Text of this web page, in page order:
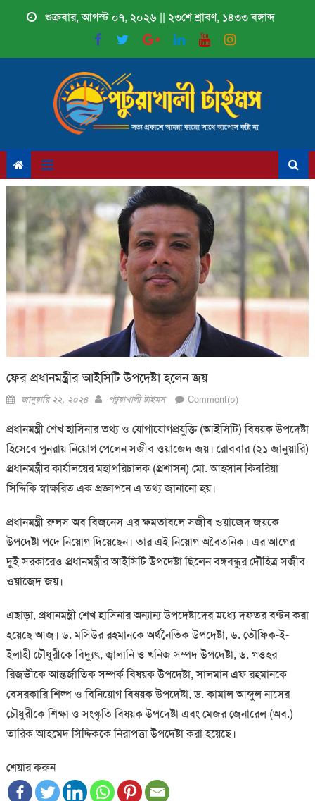
শুক্রবার, আগস্ট ০৭, ২০২৬ || ২৩শে শ্রাবণ, ১৪৩৩ বঙ্গাব্দ
ফের প্রধানমন্ত্রীর আইসিটি উপদেষ্টা হলেন জয়
Posted
জানুয়ারি ২২, ২০২৪ Author
পটুয়াখালী টাইমস Comment(০)
প্রধানমন্ত্রী শেখ হাসিনার তথ্য ও যোগাযোগপ্রযুক্তি (আইসিটি) বিষয়ক উপদেষ্টা
হিসেবে পুনরায় নিয়োগ পেলেন সজীব ওয়াজেদ জয়। রোববার (২১ জানুয়ারি)
প্রধানমন্ত্রীর কার্যালয়ের মহাপরিচালক (প্রশাসন) মো. আহসান কিবরিয়া
সিদ্দিকি স্বাক্ষরিত এক প্রজ্ঞাপনে এ তথ্য জানানো হয়।
প্রধানমন্ত্রী রুলস অব বিজনেস এর ক্ষমতাবলে সজীব ওয়াজেদ জয়কে
উপদেষ্টা পদে নিয়োগ দিয়েছেন। তার এই নিয়োগ অবৈতনিক। এর আগের
দুই সরকারেও প্রধানমন্ত্রীর আইসিটি উপদেষ্টা ছিলেন বঙ্গবন্ধুর দৌহিত্র সজীব
ওয়াজেদ জয়।
এছাড়া, প্রধানমন্ত্রী শেখ হাসিনার অন্যান্য উপদেষ্টাদের মধ্যে দফতর বণ্টন করা
হয়েছে আজ। ড. মসিউর রহমানকে অর্থনৈতিক উপদেষ্টা, ড. তৌফিক-ই-
ইলাহী চৌধুরীকে বিদ্যুৎ, জ্বালানি ও খনিজ সম্পদ উপদেষ্টা, ড. গওহর
রিজভীকে আন্তর্জাতিক সম্পর্ক বিষয়ক উপদেষ্টা, সালমান এফ রহমানকে
বেসরকারি শিল্প ও বিনিয়োগ বিষয়ক উপদেষ্টা, ড. কামাল আব্দুল নাসের
চৌধুরীকে শিক্ষা ও সংস্কৃতি বিষয়ক উপদেষ্টা এবং মেজর জেনারেল (অব.)
তারিক আহমেদ সিদ্দিককে নিরাপত্তা উপদেষ্টা করা হয়েছে।
শেয়ার করুন